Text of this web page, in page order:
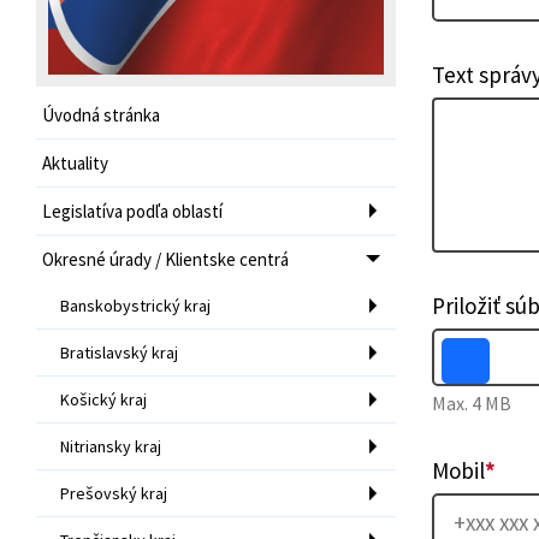
Úvodná stránka
Aktuality
Legislatíva podľa oblastí
Okresné úrady / Klientske centrá
Banskobystrický kraj
Bratislavský kraj
Košický kraj
Nitriansky kraj
Prešovský kraj
Text
Priložiť
Max. 4 MB
Mobil*